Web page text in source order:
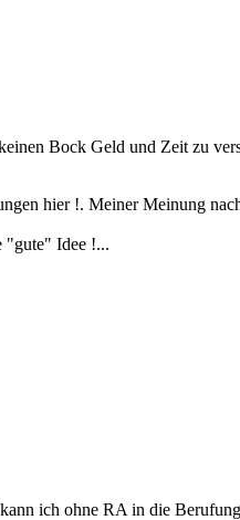
Bock Geld und Zeit zu
hier !. Meiner Meinung
"gute" Idee !...
ich ohne RA in die